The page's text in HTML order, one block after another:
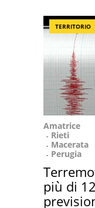
TERRITORIO
Amatrice
Rieti
Macerata
Perugia
più di